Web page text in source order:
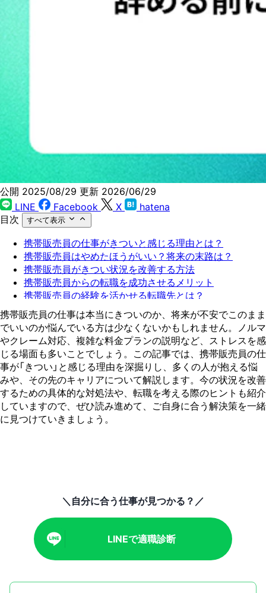
公開 2025/08/29 更新 2026/06/29
LINE
Facebook X
hatena
目次
すべて表示
携帯販売員の仕事がきついと感じる理由とは？
携帯販売員はやめたほうがいい？将来の末路は？
携帯販売員がきつい状況を改善する方法
携帯販売員からの転職を成功させるメリット
携帯販売員の経験を活かせる転職先とは？
携帯販売員がスムーズに転職活動を進めるポイント
携帯販売員からの転職を考え始めたらZキャリアに相談
してみよう
携帯販売員の仕事は本当にきついのか、将来が不安でこのまま
でいいのか悩んでいる方は少なくないかもしれません。ノルマ
やクレーム対応、複雑な料金プランの説明など、ストレスを感
じる場面も多いことでしょう。この記事では、携帯販売員の仕
事が「きつい」と感じる理由を深掘りし、多くの人が抱える悩
みや、その先のキャリアについて解説します。今の状況を改善
するための具体的な対処法や、転職を考える際のヒントも紹介
していますので、ぜひ読み進めて、ご自身に合う解決策を一緒
に見つけていきましょう。
＼自分に合う仕事が見つかる？／
LINEで適職診断